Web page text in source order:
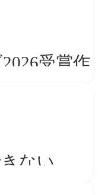
受賞作
体験」
ない